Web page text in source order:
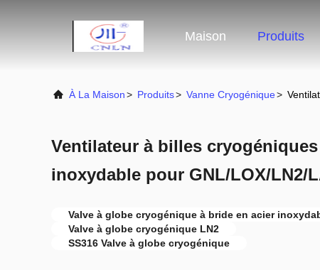
Maison Produits
À La Maison> Produits> Vanne Cryogénique>
Ventilateur à billes
inoxydable pour GNL/LOX/LN2/
Valve à globe cryogénique à bride en acier
Valve à globe cryogénique LN2
SS316 Valve à globe cryogénique